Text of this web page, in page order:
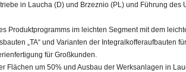
in Laucha (D) und Brzeznio (PL) und Führung
Produktprogramms im leichten Segment mit dem
„TA“ und Varianten der Integralkofferaufbauten
für Großkunden.
Flächen um 50% und Ausbau der Werksanlagen in